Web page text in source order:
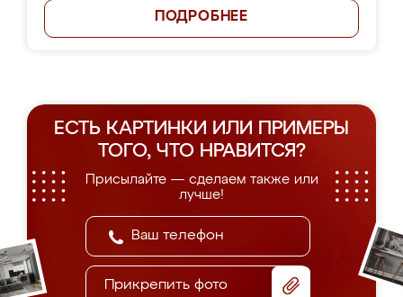
ПОДРОБНЕЕ
ЕСТЬ КАРТИНКИ ИЛИ ПРИМЕРЫ
ТОГО, ЧТО НРАВИТСЯ?
Присылайте — сделаем также или
лучше!
Прикрепить фото